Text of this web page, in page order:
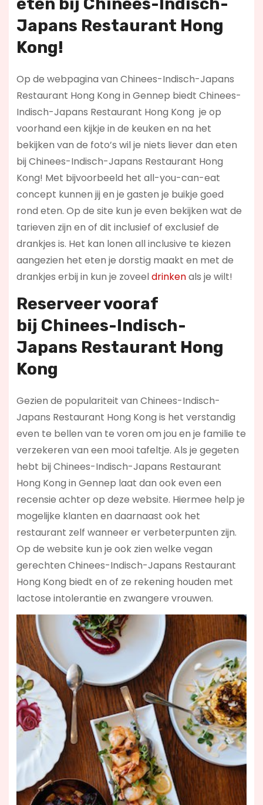
eten bij Chinees-Indisch-
Japans Restaurant Hong
Kong!
Op de webpagina van Chinees-Indisch-Japans
Restaurant Hong Kong in Gennep biedt Chinees-
Indisch-Japans Restaurant Hong Kong je op
voorhand een kijkje in de keuken en na het
bekijken van de foto’s wil je niets liever dan eten
bij Chinees-Indisch-Japans Restaurant Hong
Kong! Met bijvoorbeeld het all-you-can-eat
concept kunnen jij en je gasten je buikje goed
rond eten. Op de site kun je even bekijken wat de
tarieven zijn en of dit inclusief of exclusief de
drankjes is. Het kan lonen all inclusive te kiezen
aangezien het eten je dorstig maakt en met de
drankjes erbij in kun je zoveeldrinkenals je wilt!
Reserveer vooraf
bij Chinees-Indisch-
Japans Restaurant Hong
Kong
Gezien de populariteit van Chinees-Indisch-
Japans Restaurant Hong Kong is het verstandig
even te bellen van te voren om jou en je familie te
verzekeren van een mooi tafeltje. Als je gegeten
hebt bij Chinees-Indisch-Japans Restaurant
Hong Kong in Gennep laat dan ook even een
recensie achter op deze website. Hiermee help je
mogelijke klanten en daarnaast ook het
restaurant zelf wanneer er verbeterpunten zijn.
Op de website kun je ook zien welke vegan
gerechten Chinees-Indisch-Japans Restaurant
Hong Kong biedt en of ze rekening houden met
lactose intolerantie en zwangere vrouwen.